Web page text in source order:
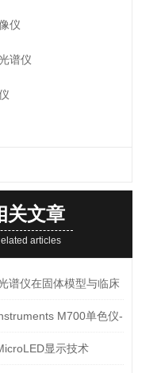
仪
谱仪
关文章
articles
谱仪在固体模型与临床
M700单色仪-
显示技术